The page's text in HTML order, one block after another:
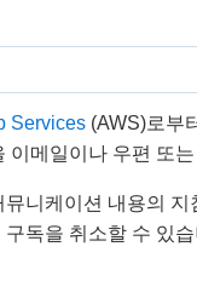
Services (AWS)로부
이메일이나 우편 또
독을 취소할 수 있